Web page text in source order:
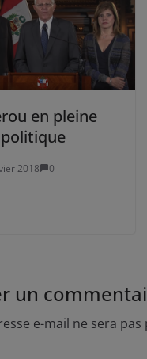
en pleine
2018 0
un
e-mail ne sera pas